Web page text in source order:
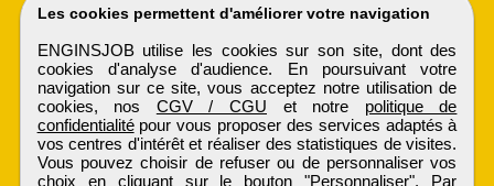
Les cookies permettent d'améliorer votre navigation
ENGINSJOB utilise les cookies sur son site, dont des
cookies d'analyse d'audience. En poursuivant votre
navigation sur ce site, vous acceptez notre utilisation de
cookies, nos CGV / CGU et notre politique de
confidentialitépour vous proposer des services adaptés à
vos centres d'intérêt et réaliser des statistiques de visites.
Vous pouvez choisir de refuser ou de personnaliser vos
choix en cliquant sur le bouton "Personnaliser". Par